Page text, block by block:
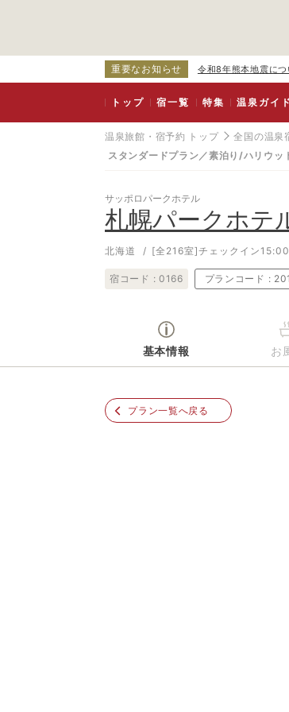
重要なお知らせ 令和8年熊本地震につ
トップ 宿一覧 特集 温泉ガイド
温泉旅館・宿予約 トップ 全国の温泉
スタンダードプラン／素泊り/ハリウッ
サッポロパークホテル
札幌パークホテ
北海道 [全216室]チェックイン
宿コード : 0166 プランコード :
基本情報 お
プラン一覧へ戻る